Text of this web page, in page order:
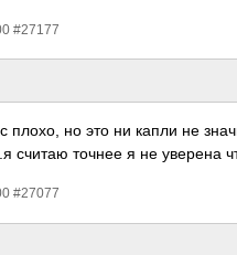
#27177
плохо, но это ни капли не
считаю точнее я не уверена
#27077